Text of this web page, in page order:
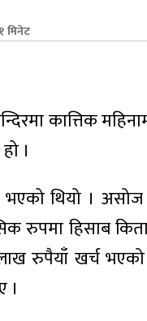
मिनेट
कात्तिक
।
थियो । असोज
रुपमा हिसाब
रुपैयाँ खर्च
।